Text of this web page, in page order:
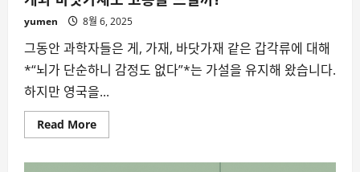
yumen 8월 6, 2025
그동안 과학자들은 게, 가재, 바닷가재 같은 갑각류에 대해
*“뇌가 단순하니 감정도 없다”*는 가설을 유지해 왔습니다.
하지만 영국을...
Read MoreRead
more